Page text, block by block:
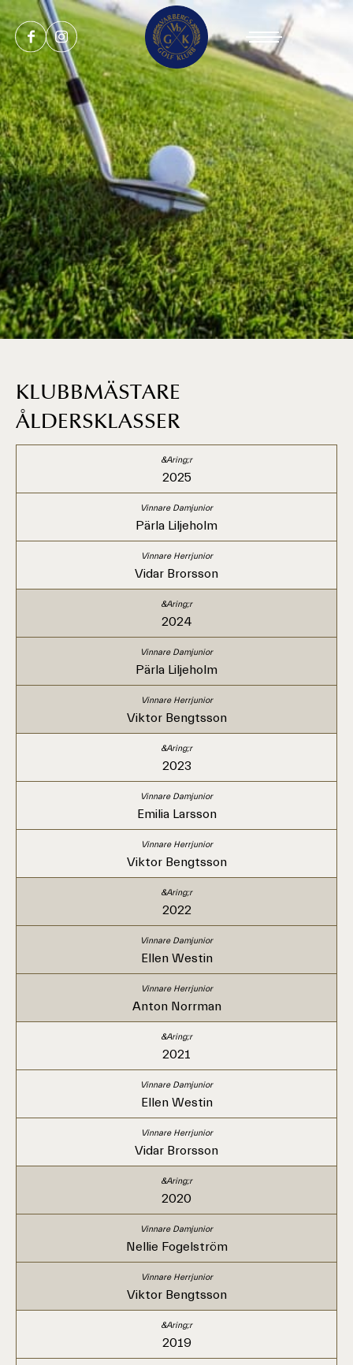
KLUBBMÄSTARE
ÅLDERSKLASSER
2025
Pärla Liljeholm
Vidar Brorsson
2024
Pärla Liljeholm
Viktor Bengtsson
2023
Emilia Larsson
Viktor Bengtsson
2022
Ellen Westin
Anton Norrman
2021
Ellen Westin
Vidar Brorsson
2020
Nellie Fogelström
Viktor Bengtsson
2019